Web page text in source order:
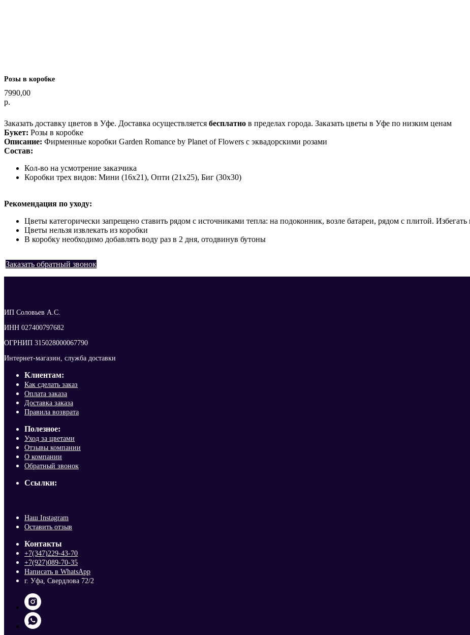
Розы в коробке
7990,00
р.
Заказать доставку цветов в Уфе. Доставка осуществляется бесплатно в пределах города. Заказать цветы в Уфе по низким ценам
Букет: Розы в коробке
Описание: Фирменные коробки Garden Romance by Planet of Flowers с эквадорскими розами
Состав:
Кол-во на усмотрение заказчика
Коробки трех видов: Мини (16х21), Опти (21х25), Биг (30х30)
Рекомендация по уходу:
Цветы категорически запрещено ставить рядом с источниками тепла: на подоконник, возле батареи, рядом с плитой.
Цветы нельзя извлекать из коробки
В коробку необходимо добавлять воду раз в 2 дня, отодвинув бутоны
Заказать обратный звонок
ИП Соловьев А.С.
ИНН 027400797682
ОГРНИП 315028000067790
Интернет-магазин, служба доставки
Клиентам:
Как сделать заказ
Оплата заказа
Доставка заказа
Правила возврата
Полезное:
Уход за цветами
Отзывы компании
О компании
Обратный звонок
Ссылки:
Наш Instagram
Оставить отзыв
Контакты
+7(347)229-43-70
+7(927)089-70-35
Написать в WhatsApp
г. Уфа, Свердлова 72/2